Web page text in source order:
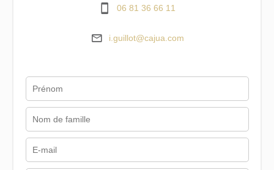
06 81 36 66 11
i.guillot@cajua.com